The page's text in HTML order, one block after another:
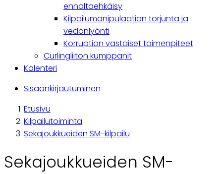
ennaltaehkäisy
Kilpailumanipulaation torjunta ja
vedonlyönti
Korruption vastaiset toimenpiteet
Curlingliiton kumppanit
Kalenteri
Käyttäjävalikko
Sisäänkirjautuminen
Breadcrumb
Etusivu
Kilpailutoiminta
Sekajoukkueiden SM-kilpailu
Sekajoukkueiden SM-